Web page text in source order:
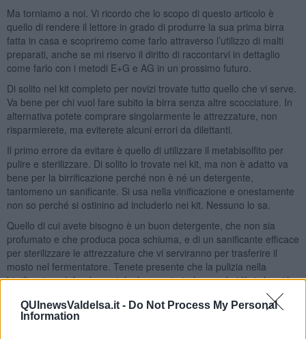
QUInewsValdelsa.it - Do Not Process My Personal
Information
Ma torniamo a noi. Vi ricordo che lo scopo di questo articolo è
quello di rendere il lettore in grado di produrre la sua prima birra
fatta in casa e scopriremo come farlo attraverso l’utilizzo di malti
preparati, anche se mi riservo il diritto di raccontarvi in dettaglio
come farlo con i metodi E+G e AG in un prossimo futuro.
Di solito nel kit completo per novizi trovate tutto quello che vi serve.
Va bene per chi vuol fare subito la birra senza altre scocciature. In
alternativa potete comprare singolarmente le attrezzature, non
risparmierete, ma eviterete alcuni errori da dilettanti.
Il primo errore da evitare è quello di utilizzare il metabisolfito per
pulire e sterilizzare. Di solito lo trovate nei kit, ma non è adatto va
bene per la birrificazione perché non è né un detergente,
tantomeno un sanificante. Si usa nella vinificazione e onestamente
non so perché si ostinino ad includerlo nei kit. Nessuno lo sa.
Quello di cui avete bisogno è un buon detergente, che non sia
profumato e che produca poca schiuma, e di un sanificante efficace
per sterilizzare le attrezzature che vi serviranno per trasferire il
mosto nel fermentatore. Tenete presente che la pulizia nella
birrificazione è fondamentale, lo scoprirete leggendo i libri che vi ho
Quindi, quali detergenti e sanificanti usare?